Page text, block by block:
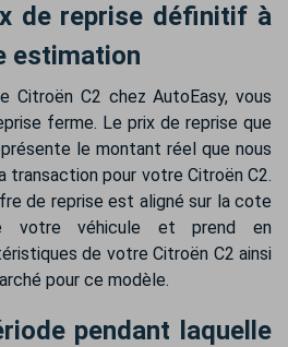
de reprise définitif à
estimation
Citroën C2 chez AutoEasy, vous
ferme. Le prix de reprise que
le montant réel que nous
transaction pour votre Citroën C2.
de reprise est aligné sur la cote
votre véhicule et prend en
de votre Citroën C2 ainsi
pour ce modèle.
pendant laquelle